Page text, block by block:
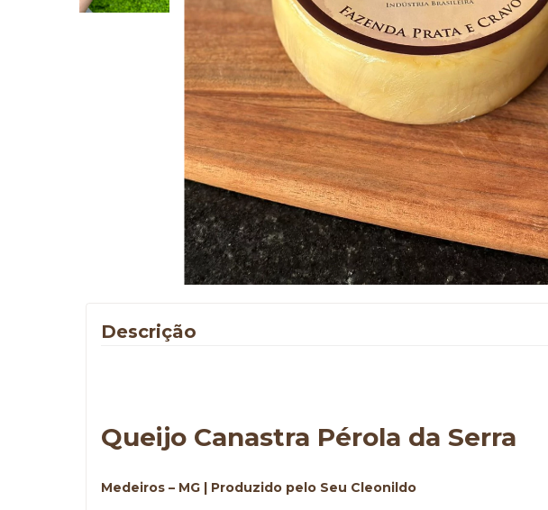
Descrição
Queijo Canastra Pérola da Serra
Medeiros – MG | Produzido pelo Seu Cleonildo